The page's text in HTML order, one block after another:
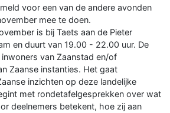
voor een van de andere avonden
mee te doen.
is bij Taets aan de Pieter
en duurt van 19.00 - 22.00 uur. De
van Zaanstad en/of
Zaanse instanties. Het gaat
inzichten op deze landelijke
met rondetafelgesprekken over wat
deelnemers betekent, hoe zij aan